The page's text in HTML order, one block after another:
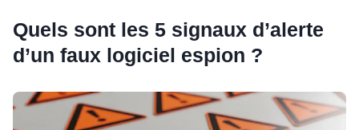
Quels sont les 5 signaux d’alerte
d’un faux logiciel espion ?